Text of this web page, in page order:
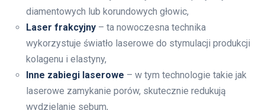
diamentowych lub korundowych głowic,
Laser frakcyjny – ta nowoczesna technika
wykorzystuje światło laserowe do stymulacji produkcji
kolagenu i elastyny,
Inne zabiegi laserowe – w tym technologie takie jak
laserowe zamykanie porów, skutecznie redukują
wydzielanie sebum,